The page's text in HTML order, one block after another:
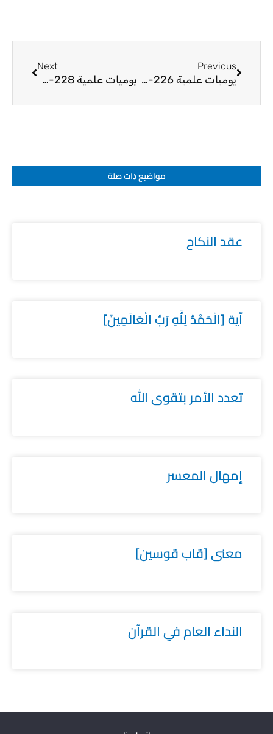
Previous
يوميات علمية 226-25
Next
يوميات علمية 228-25
مواضيع ﺫات صلة
عقد النكاح
آية [الْحَمْدُ لِلَّهِ رَبِّ الْعَالَمِينَ]
تعدد الأمر بتقوى الله
إمهال المعسر
معنى [قاب قوسين]
النداء العام في القرآن